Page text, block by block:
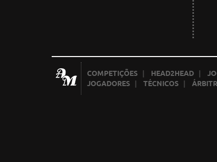
COMPETIÇÕES HEAD2HEAD |
JOGADORES |TÉCNICOS |